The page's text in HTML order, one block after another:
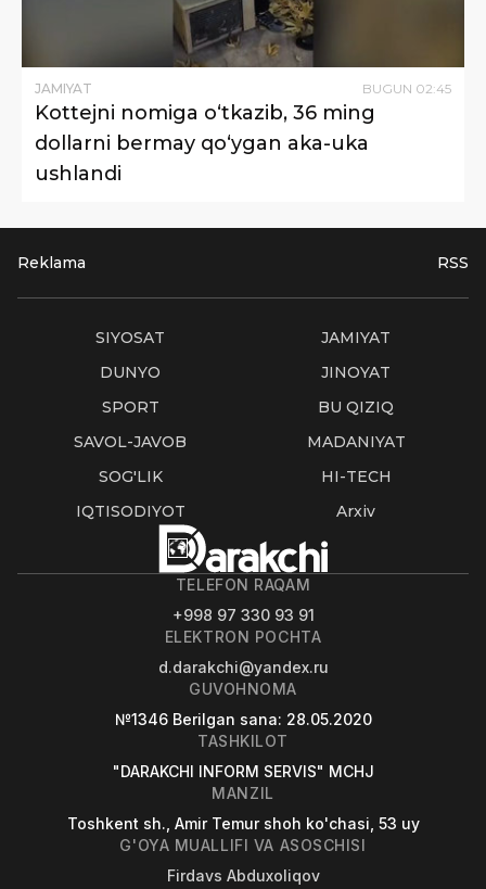
JAMIYAT BUGUN 02:45
Kottejni nomiga o‘tkazib, 36 ming
dollarni bermay qo‘ygan aka-uka
ushlandi
Reklama RSS
SIYOSAT
JAMIYAT
DUNYO
JINOYAT
SPORT
BU QIZIQ
SAVOL-JAVOB
MADANIYAT
SOG'LIK
HI-TECH
IQTISODIYOT
Arxiv
TELEFON RAQAM
+998 97 330 93 91
ELEKTRON POCHTA
d.darakchi@yandex.ru
GUVOHNOMA
№1346 Berilgan sana: 28.05.2020
TASHKILOT
"DARAKCHI INFORM SERVIS" MCHJ
MANZIL
Toshkent sh., Amir Temur shoh ko'chasi, 53 uy
G'OYA MUALLIFI VA ASOSCHISI
Firdavs Abduxoliqov